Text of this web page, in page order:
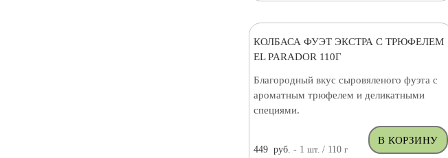
КОЛБАСА ФУЭТ ЭКСТРА С ТРЮФЕЛЕМ
EL PARADOR 110Г
Благородный вкус сыровяленого фуэта с
ароматным трюфелем и деликатными
специями.
449 руб. - 1 шт. / 110 г